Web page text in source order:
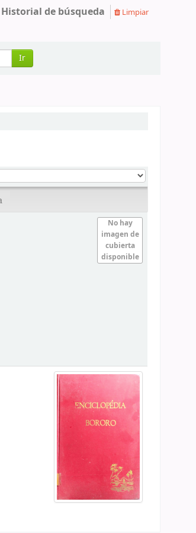
Historial de búsqueda Limpiar
Ir
No hay
imagen de
cubierta
disponible